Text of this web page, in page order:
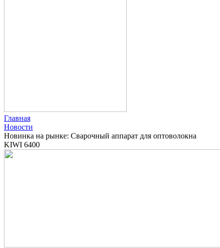
Главная
Новости
Новинка на рынке: Сварочный аппарат для оптоволокна
KIWI 6400